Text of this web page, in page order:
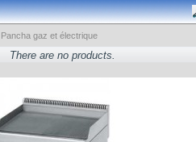
Pancha gaz et électrique
There are no products.